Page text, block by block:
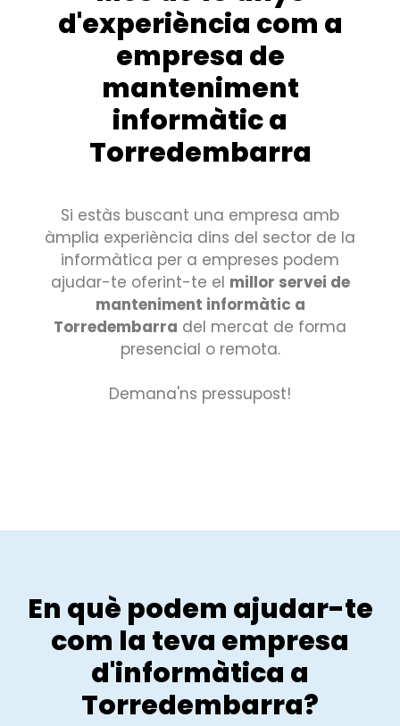
d'experiència com a
empresa de
manteniment
informàtic a
Torredembarra
Si estàs buscant una empresa amb
àmplia experiència dins del sector de la
informàtica per a empreses podem
ajudar-te oferint-te el millor servei de
manteniment informàtic a
Torredembarra del mercat de forma
presencial o remota.
Demana'ns pressupost!
En què podem ajudar-te
com la teva empresa
d'informàtica a
Torredembarra?